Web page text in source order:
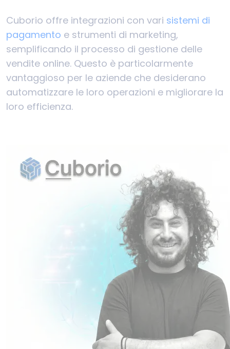
Cuborio offre integrazioni con vari sistemi di
pagamento e strumenti di marketing,
semplificando il processo di gestione delle
vendite online. Questo è particolarmente
vantaggioso per le aziende che desiderano
automatizzare le loro operazioni e migliorare la
loro efficienza.